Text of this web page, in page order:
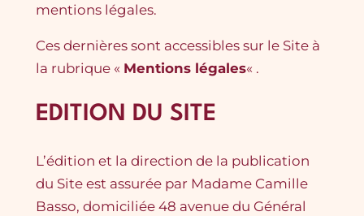
mentions légales.
Ces dernières sont accessibles sur le Site à
la rubrique « Mentions légales« .
EDITION DU SITE
L’édition et la direction de la publication
du Site est assurée par Madame Camille
Basso, domiciliée 48 avenue du Général